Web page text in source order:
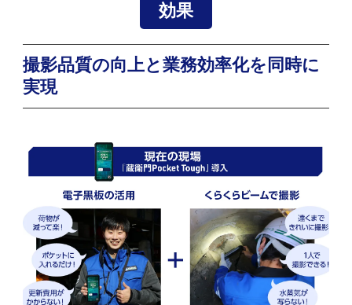
効果
撮影品質の向上と業務効率化を同時に
実現